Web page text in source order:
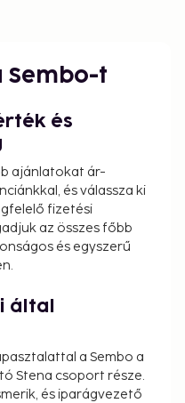
Sembo-t
és
ajánlatokat ár-
és válassza ki
fizetési
az összes főbb
és egyszerű
által
a Sembo a
Stena csoport része.
és iparágvezető